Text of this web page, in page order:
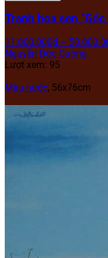
Tranh hoa sen “Góc
11.000.000₫ –
Nguyễn Đức Cường
Lượt xem: 95
Màu nước, 56x76cm